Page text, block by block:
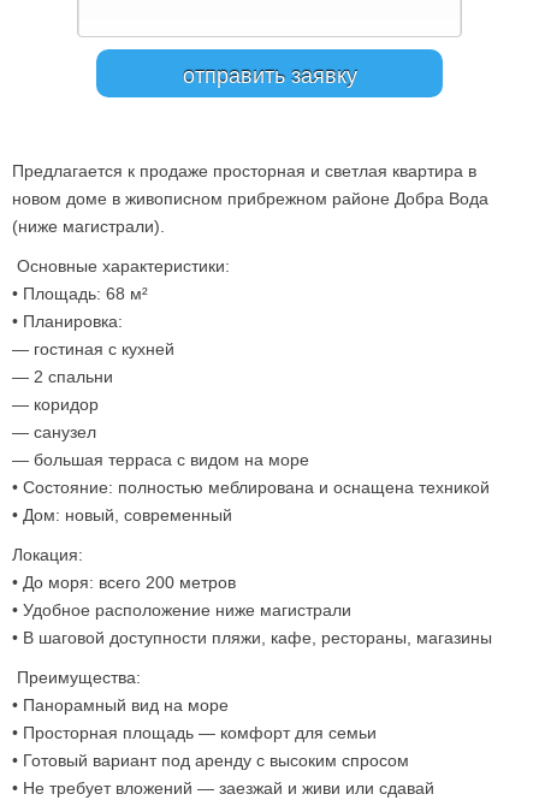
Предлагается к продаже просторная и светлая квартира в
новом доме в живописном прибрежном районе Добра Вода
(ниже магистрали).
Основные характеристики:
• Площадь: 68 м²
• Планировка:
— гостиная с кухней
— 2 спальни
— коридор
— санузел
— большая терраса с видом на море
• Состояние: полностью меблирована и оснащена техникой
• Дом: новый, современный
Локация:
• До моря: всего 200 метров
• Удобное расположение ниже магистрали
• В шаговой доступности пляжи, кафе, рестораны, магазины
Преимущества:
• Панорамный вид на море
• Просторная площадь — комфорт для семьи
• Готовый вариант под аренду с высоким спросом
• Не требует вложений — заезжай и живи или сдавай